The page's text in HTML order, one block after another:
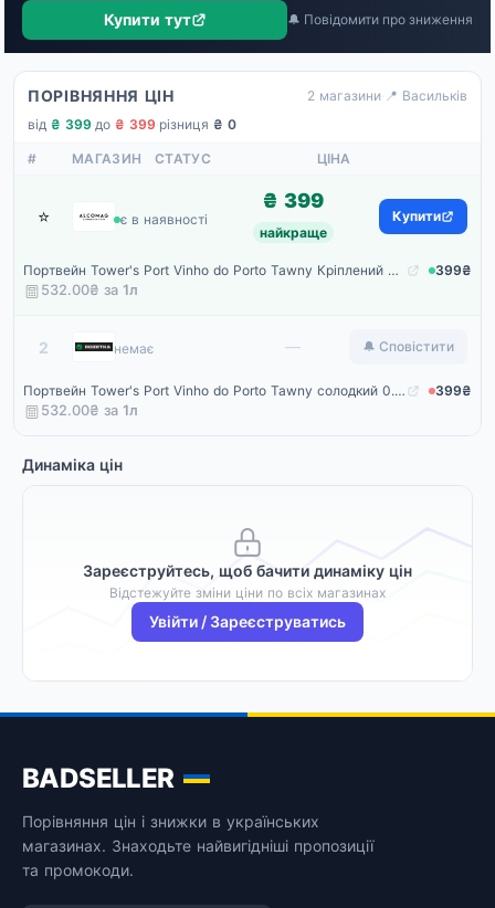
Купити тут 🔔 Повідомити про зниження
ПОРІВНЯННЯ ЦІН 2 магазини· 📍 Васильків
від ₴ 399·до ₴ 399·різниця ₴ 0
# МАГАЗИН СТАТУС ЦІНА
⭐ Alcomag
є в наявності
₴ 399
найкраще
Купити
Портвейн Tower's Port Vinho do Porto Tawny Кріплений Солодкий 0.75л
399₴
532.00₴ за 1л
2 Rozetka
немає — 🔔 Сповістити
Портвейн Tower's Port Vinho do Porto Tawny солодкий 0.75 л 19.5% (5601292171918)
399₴
532.00₴ за 1л
Динаміка цін
Зареєструйтесь, щоб бачити динаміку цін
Відстежуйте зміни ціни по всіх магазинах
Увійти / Зареєструватись
BADSELLER
Порівняння цін і знижки в українських
магазинах. Знаходьте найвигідніші пропозиції
та промокоди.